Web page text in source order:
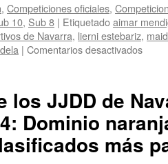
Tudela
el
billete
para
sub12
, Competiciones oficiales,
10, Sub 8 | Etiquetadoaimar
de Navarra, lierni estebariz,
| Comentarios desactivadosen
los
JJDD
de
2026
los JJDD de
Dominio
más